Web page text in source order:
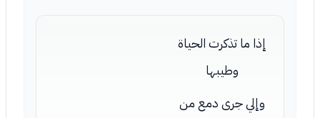
إذا ما تذكرت الحياة
وطيبها
وإلي جرى دمع من